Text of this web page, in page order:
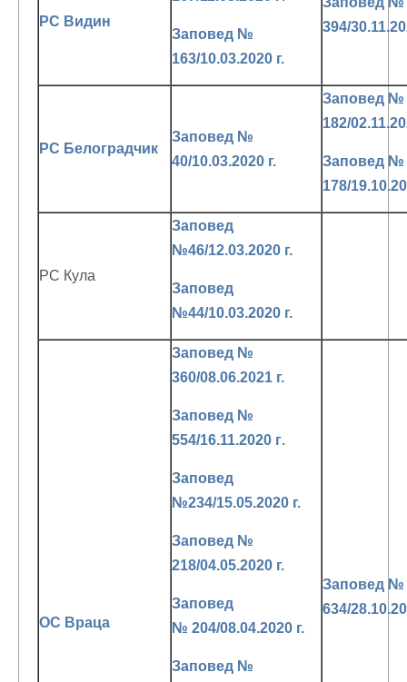
РС Видин
Заповед №
163/10.03.2020 г.
394/
РС Белоградчик
Заповед №
40/10.03.2020 г.
Заповед №
182/
Заповед №
178/
РС Кула
Заповед
№46/12.03.2020 г.
Заповед
№44/10.03.2020 г.
ОС Враца
Заповед №
360/08.06.2021 г.
Заповед №
554/16.11.2020 г.
Заповед
№234/15.05.2020 г.
Заповед №
218/04.05.2020 г.
Заповед
№ 204/08.04.2020 г.
Заповед №
Заповед №
634/